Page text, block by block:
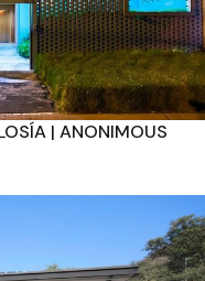
| ANONIMOUS